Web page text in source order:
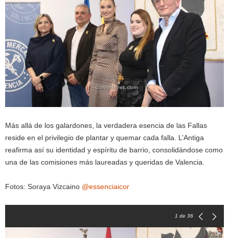
Más allá de los galardones, la verdadera esencia de las Fallas
reside en el privilegio de plantar y quemar cada falla. L’Antiga
reafirma así su identidad y espíritu de barrio, consolidándose como
una de las comisiones más laureadas y queridas de Valencia.
Fotos: Soraya Vizcaino @essenciaicor
1 de 36